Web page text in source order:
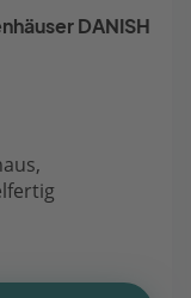
DANISH